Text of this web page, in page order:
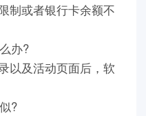
制或者银行卡余额不
办?
以及活动页面后，软
?